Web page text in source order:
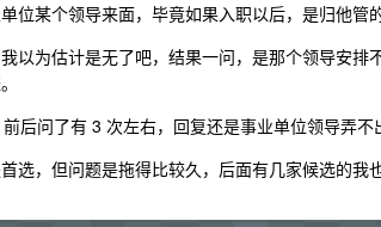
位某个领导来面，毕竟如果入职以后，是归他管的
以为估计是无了吧，结果一问，是那个领导安排
后问了有 3 次左右，回复还是事业单位领导弄不
选，但问题是拖得比较久，后面有几家候选的我